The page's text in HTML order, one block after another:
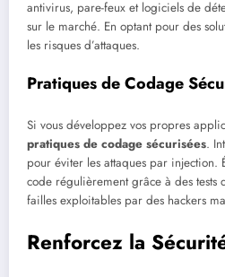
antivirus, pare-feux et logiciels de
sur le marché. En optant pour des
les risques d’attaques.
Pratiques de Codage
Si vous développez vos propres
pratiques de codage sécurisées.
pour éviter les attaques par injection.
code régulièrement grâce à des tests
failles exploitables par des hackers
Renforcez la